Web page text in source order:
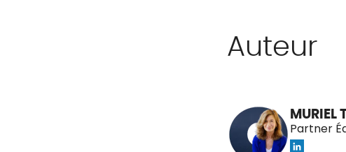
Auteur
MURIEL
Partner